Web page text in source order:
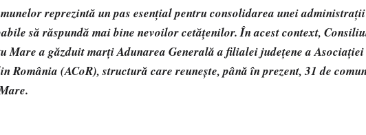
reprezintă un pas esențial pentru consolidarea unei
să răspundă mai bine nevoilor cetățenilor. În acest context,
Mare a găzduit marți Adunarea Generală a filialei județene a Asociației
România (ACoR), structură care reunește, până în prezent, 31 de